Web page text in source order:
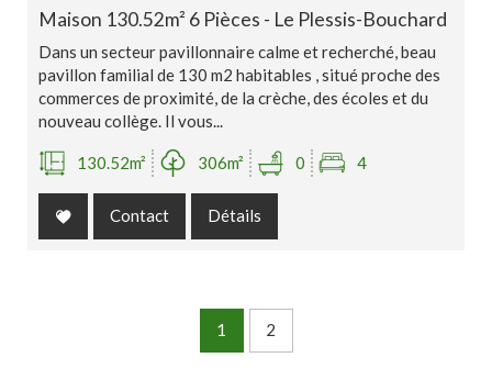
Maison 130.52m² 6 Pièces - Le Plessis-Bouchard
Dans un secteur pavillonnaire calme et recherché, beau
pavillon familial de 130 m2 habitables , situé proche des
commerces de proximité, de la crèche, des écoles et du
nouveau collège. Il vous...
130.52m² 306m² 0 4
Contact Détails
1 2